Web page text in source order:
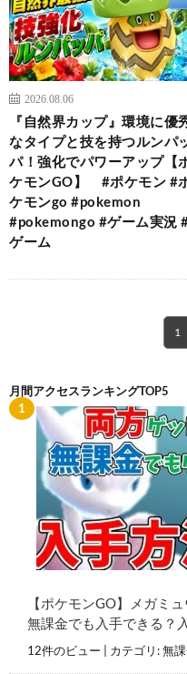
2026.08.06
『自然界カップ』環境に優
なタイプと技を持つルンパ
パ！強化でパワーアップ【
ケモンGO】 #ポケモン #
ケモンgo #pokemon
#pokemongo #ゲーム実況
ゲーム
1
月間アクセスランキングTOP5
【ポケモンGO】メガミ
無課金でも入手できる？
12件のビュー カテゴリ:無